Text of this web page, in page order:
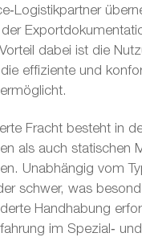
dabei ist die
effiziente und
Fracht besteht in
als auch statischen
Unabhängig vom
schwer, was
Handhabung
im Spezial‑